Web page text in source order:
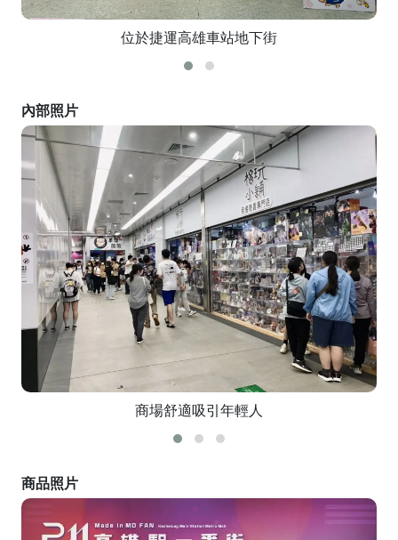
位於捷運高雄車站地下街
內部照片
商場舒適吸引年輕人
商品照片